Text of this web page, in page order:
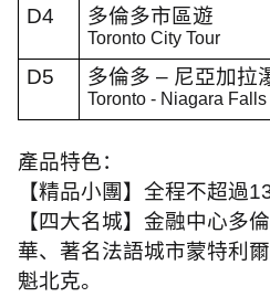
D4
多倫多市區遊
Toronto City Tour
D5
多倫多 – 尼亞加拉
Toronto - Niagara Falls
產品特色：
【精品小團】全程不超過
【四大名城】金融中心多
華、著名法語城市蒙特利
魁北克。